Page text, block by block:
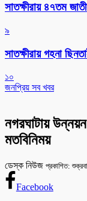
সাতক্ষীরায় ৪৭তম
৯
সাতক্ষীরায় গহনা
১০
জনপ্রিয় সব খবর
নগরঘাটায় উন্নয়ন
মতবিনিময়
ডেস্ক নিউজ প্রকাশিত:
Facebook